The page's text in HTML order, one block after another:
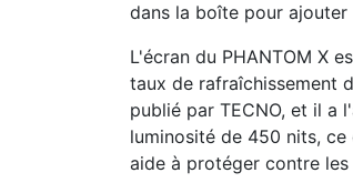
dans la boîte pour
L'écran du PHANTOM X
taux de rafraîchissement
publié par TECNO, et il a
luminosité de 450 nits,
aide à protéger contre